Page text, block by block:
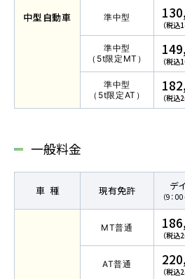
免許取得までの流れ
お支払方法について
料金シミュレーション
各校紹介
中型自動車 準中型
（税込
準中型
（5t限定MT）
（税込
準中型
（5t限定AT）
（税込
一般料金
車種 現有免許 デ
（9：
MT普通
（税込
AT普通
（税込